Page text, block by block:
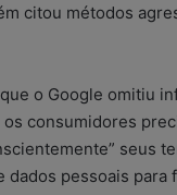
citou métodos
o Google omitiu
consumidores
seus
dados pessoais para